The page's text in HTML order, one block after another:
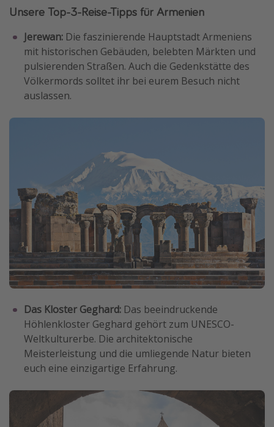
Unsere Top-3-Reise-Tipps für Armenien
Jerewan: Die faszinierende Hauptstadt Armeniens
mit historischen Gebäuden, belebten Märkten und
pulsierenden Straßen. Auch die Gedenkstätte des
Völkermords solltet ihr bei eurem Besuch nicht
auslassen.
Das Kloster Geghard: Das beeindruckende
Höhlenkloster Geghard gehört zum UNESCO-
Weltkulturerbe. Die architektonische
Meisterleistung und die umliegende Natur bieten
euch eine einzigartige Erfahrung.